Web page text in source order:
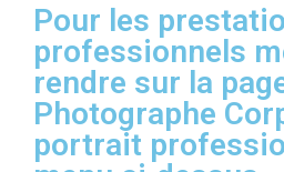
Pour les
professionnels
rendre sur la
Photographe
portrait